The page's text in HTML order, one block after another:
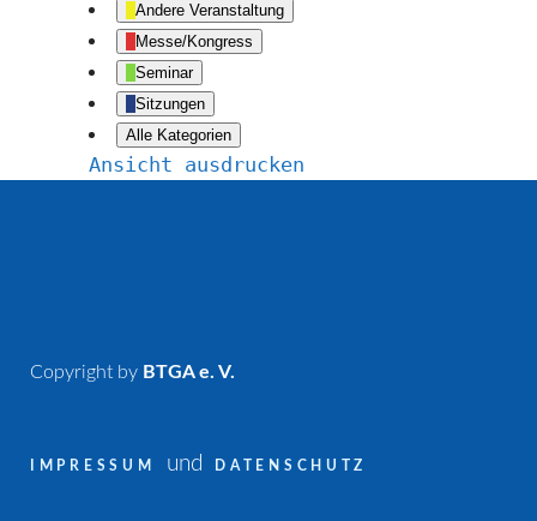
Andere Veranstaltung
Messe/Kongress
Seminar
Sitzungen
Alle Kategorien
Ansicht ausdrucken
Copyright by BTGA e. V.
IMPRESSUM und DATENSCHUTZ